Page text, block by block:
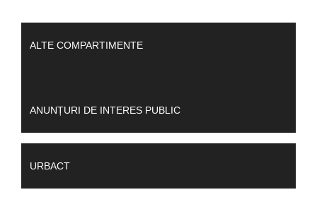
ALTE COMPARTIMENTE
ANUNȚURI DE INTERES PUBLIC
URBACT